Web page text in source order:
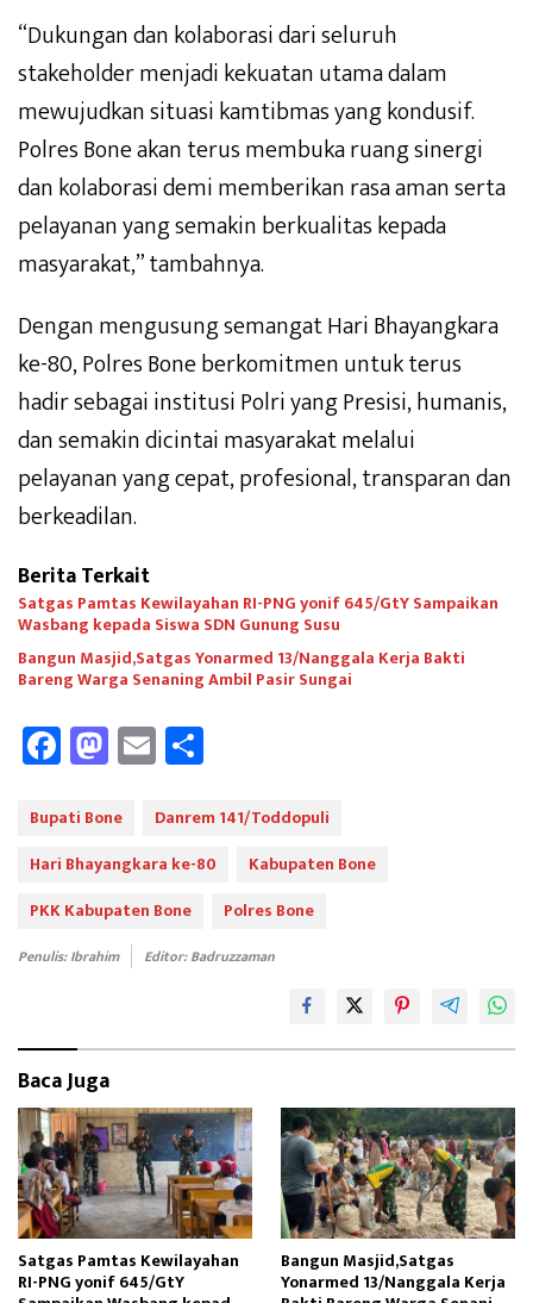
“Dukungan dan kolaborasi dari seluruh
stakeholder menjadi kekuatan utama dalam
mewujudkan situasi kamtibmas yang kondusif.
Polres Bone akan terus membuka ruang sinergi
dan kolaborasi demi memberikan rasa aman serta
pelayanan yang semakin berkualitas kepada
masyarakat,” tambahnya.
Dengan mengusung semangat Hari Bhayangkara
ke-80, Polres Bone berkomitmen untuk terus
hadir sebagai institusi Polri yang Presisi, humanis,
dan semakin dicintai masyarakat melalui
pelayanan yang cepat, profesional, transparan dan
berkeadilan.
Berita Terkait
Satgas Pamtas Kewilayahan RI-PNG yonif 645/GtY Sampaikan
Wasbang kepada Siswa SDN Gunung Susu
Bangun Masjid,Satgas Yonarmed 13/Nanggala Kerja Bakti
Bareng Warga Senaning Ambil Pasir Sungai
Fa
ce
b
oo
k
M
as
to
d
o
n
E
m
ail e
Bupati Bone
Danrem 141/Toddopuli
Hari Bhayangkara ke-80
Kabupaten Bone
PKK Kabupaten Bone
Polres Bone
Penulis: Ibrahim Editor: Badruzzaman
Baca Juga
Satgas Pamtas Kewilayahan
RI-PNG yonif 645/GtY
Bangun Masjid,Satgas
Yonarmed 13/Nanggala Kerja